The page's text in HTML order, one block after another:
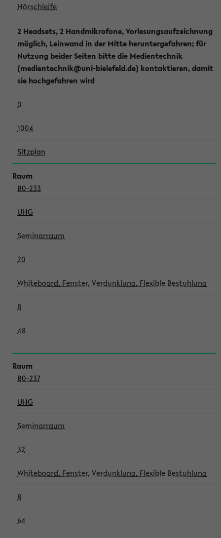
Hörschleife
2 Headsets, 2 Handmikrofone, Vorlesungsaufzeichnung
möglich, Leinwand in der Mitte heruntergefahren; für
Nutzung beider Seiten bitte die Medientechnik
(medientechnik@uni-bielefeld.de) kontaktieren, damit
sie hochgefahren wird
0
1004
Sitzplan
B0-233
UHG
Seminarraum
20
Whiteboard, Fenster, Verdunklung, Flexible Bestuhlung
8
48
B0-237
UHG
Seminarraum
32
Whiteboard, Fenster, Verdunklung, Flexible Bestuhlung
8
64